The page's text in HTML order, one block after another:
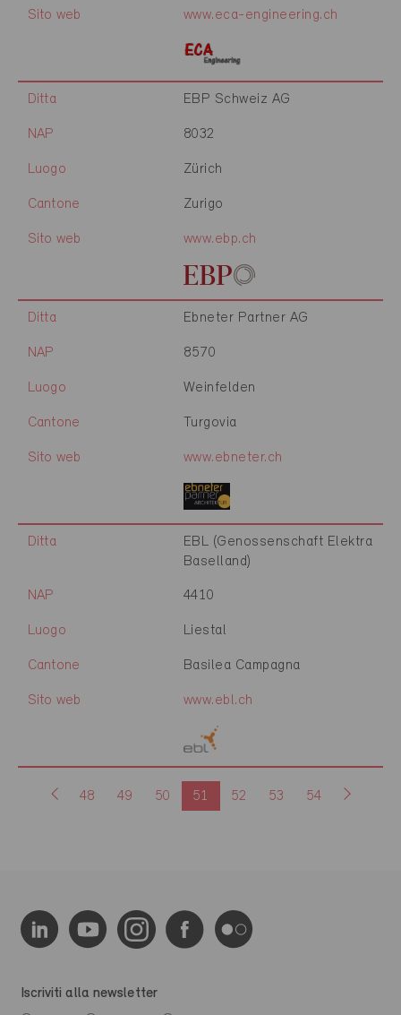
Sito web www.eca-engineering.ch
Ditta EBP Schweiz AG
NAP 8032
Luogo Zürich
Cantone Zurigo
Sito web www.ebp.ch
Ditta Ebneter Partner AG
NAP 8570
Luogo Weinfelden
Cantone Turgovia
Sito web www.ebneter.ch
Ditta
EBL (Genossenschaft Elektra
Baselland)
NAP 4410
Luogo Liestal
Cantone Basilea Campagna
Sito web www.ebl.ch
48 49 50 51 52 53 54
Iscriviti alla newsletter